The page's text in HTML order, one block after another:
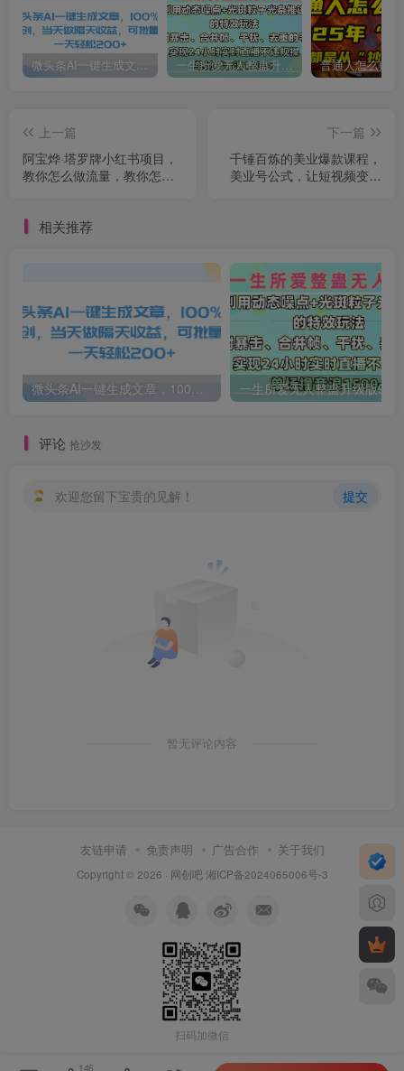
微头条AI一键生成文章，100%过原创，当天做隔天收益，可批量，一天轻松200+ 一生所爱无人整蛊升级版9.0，利用动态噪点+光斑粒子光条推进的特效玩法，内附暴击、合并帧、干扰、去重的手法，实现24小时实时直播不违规操，单场日入1500+，小白也能无脑驾驭
上一篇
阿宝烨·塔罗牌小红书项目，
教你怎么做流量，教你怎么
下一篇
千锤百炼的美业爆款课程，
美业号公式，让短视频变现
相关推荐
评论 抢沙发
欢迎您留下宝贵的见解！ 提交
暂无评论内容
友链申请 免责声明 广告合作 关于我们
Copyright © 2026 · 网创吧 湘ICP备2024065006号-3
扫码加微信
146